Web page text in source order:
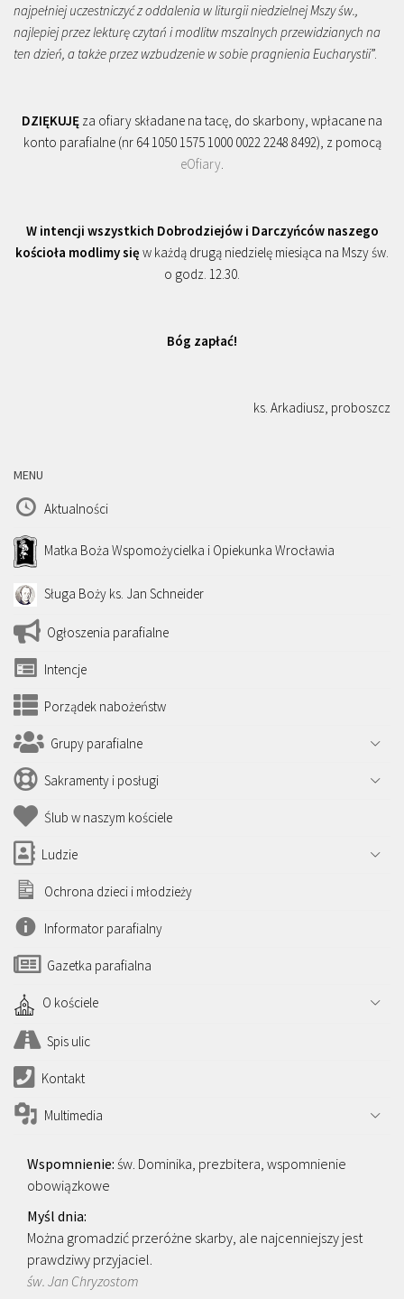
najpełniej uczestniczyć z oddalenia w liturgii niedzielnej Mszy św.,
najlepiej przez lekturę czytań i modlitw mszalnych przewidzianych na
ten dzień, a także przez wzbudzenie w sobie pragnienia Eucharystii”.
DZIĘKUJĘ za ofiary składane na tacę, do skarbony, wpłacane na
konto parafialne (nr 64 1050 1575 1000 0022 2248 8492), z pomocą
eOfiary
W intencji wszystkich Dobrodziejów i Darczyńców naszego
kościoła modlimy się w każdą drugą niedzielę miesiąca na Mszy św.
o godz. 12.30.
Bóg zapłać!
ks. Arkadiusz, proboszcz
MENU
Aktualności
Matka Boża Wspomożycielka i Opiekunka Wrocławia
Sługa Boży ks. Jan Schneider
Ogłoszenia parafialne
Intencje
Porządek nabożeństw
Grupy parafialne
Sakramenty i posługi
Ślub w naszym kościele
Ludzie
Ochrona dzieci i młodzieży
Informator parafialny
Gazetka parafialna
O kościele
Spis ulic
Kontakt
Multimedia
św. Dominika, prezbitera, wspomnienie
obowiązkowe
Można gromadzić przeróżne skarby, ale najcenniejszy jest
prawdziwy przyjaciel.
św. Jan Chryzostom